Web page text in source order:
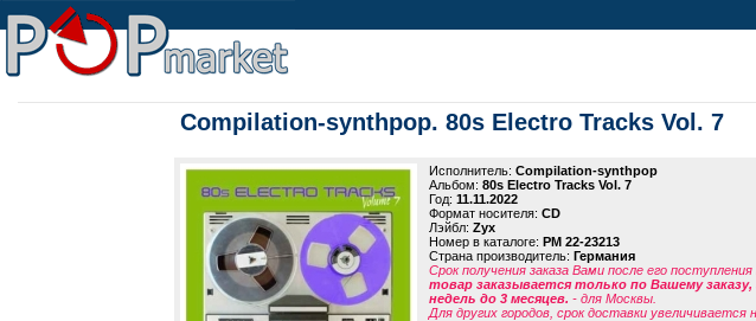
Compilation-synthpop. 80s Electro Tracks Vol. 7
Исполнитель: Compilation-synthpop
Альбом: 80s Electro Tracks Vol. 7
Год: 11.11.2022
Формат носителя: CD
Лэйбл: Zyx
Номер в каталоге: PM 22-23213
Страна производитель: Германия
Срок получения заказа Вами после его
товар заказывается только по Вашему
недель до 3 месяцев. - для Москвы.
Для других городов, срок доставки